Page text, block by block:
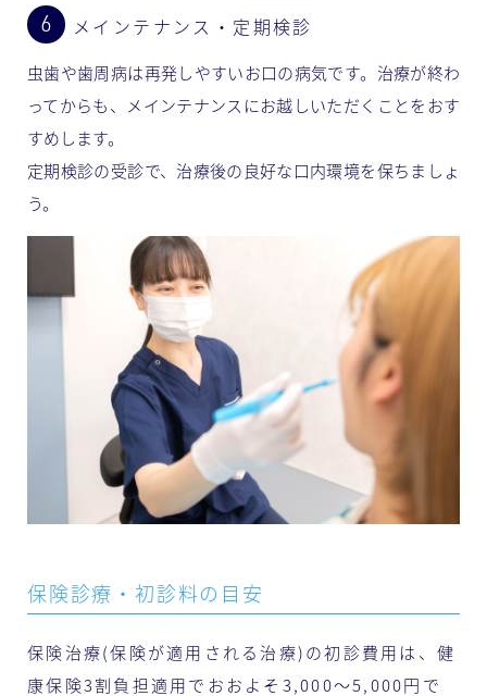
メインテナンス・定期検診
虫歯や歯周病は再発しやすいお口の病気です。治療が終わ
ってからも、メインテナンスにお越しいただくことをおす
すめします。
定期検診の受診で、治療後の良好な口内環境を保ちましょ
う。
保険診療・初診料の目安
保険治療(保険が適用される治療)の初診費用は、健
康保険3割負担適用でおおよそ3,000〜5,000円で